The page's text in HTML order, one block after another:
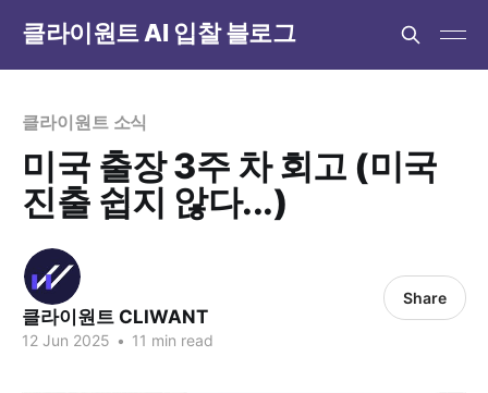
클라이원트 AI 입찰 블로그
클라이원트 소식
미국 출장 3주 차 회고 (미국
진출 쉽지 않다...)
클라이원트 CLIWANT
12 Jun 2025 • 11 min read
Share